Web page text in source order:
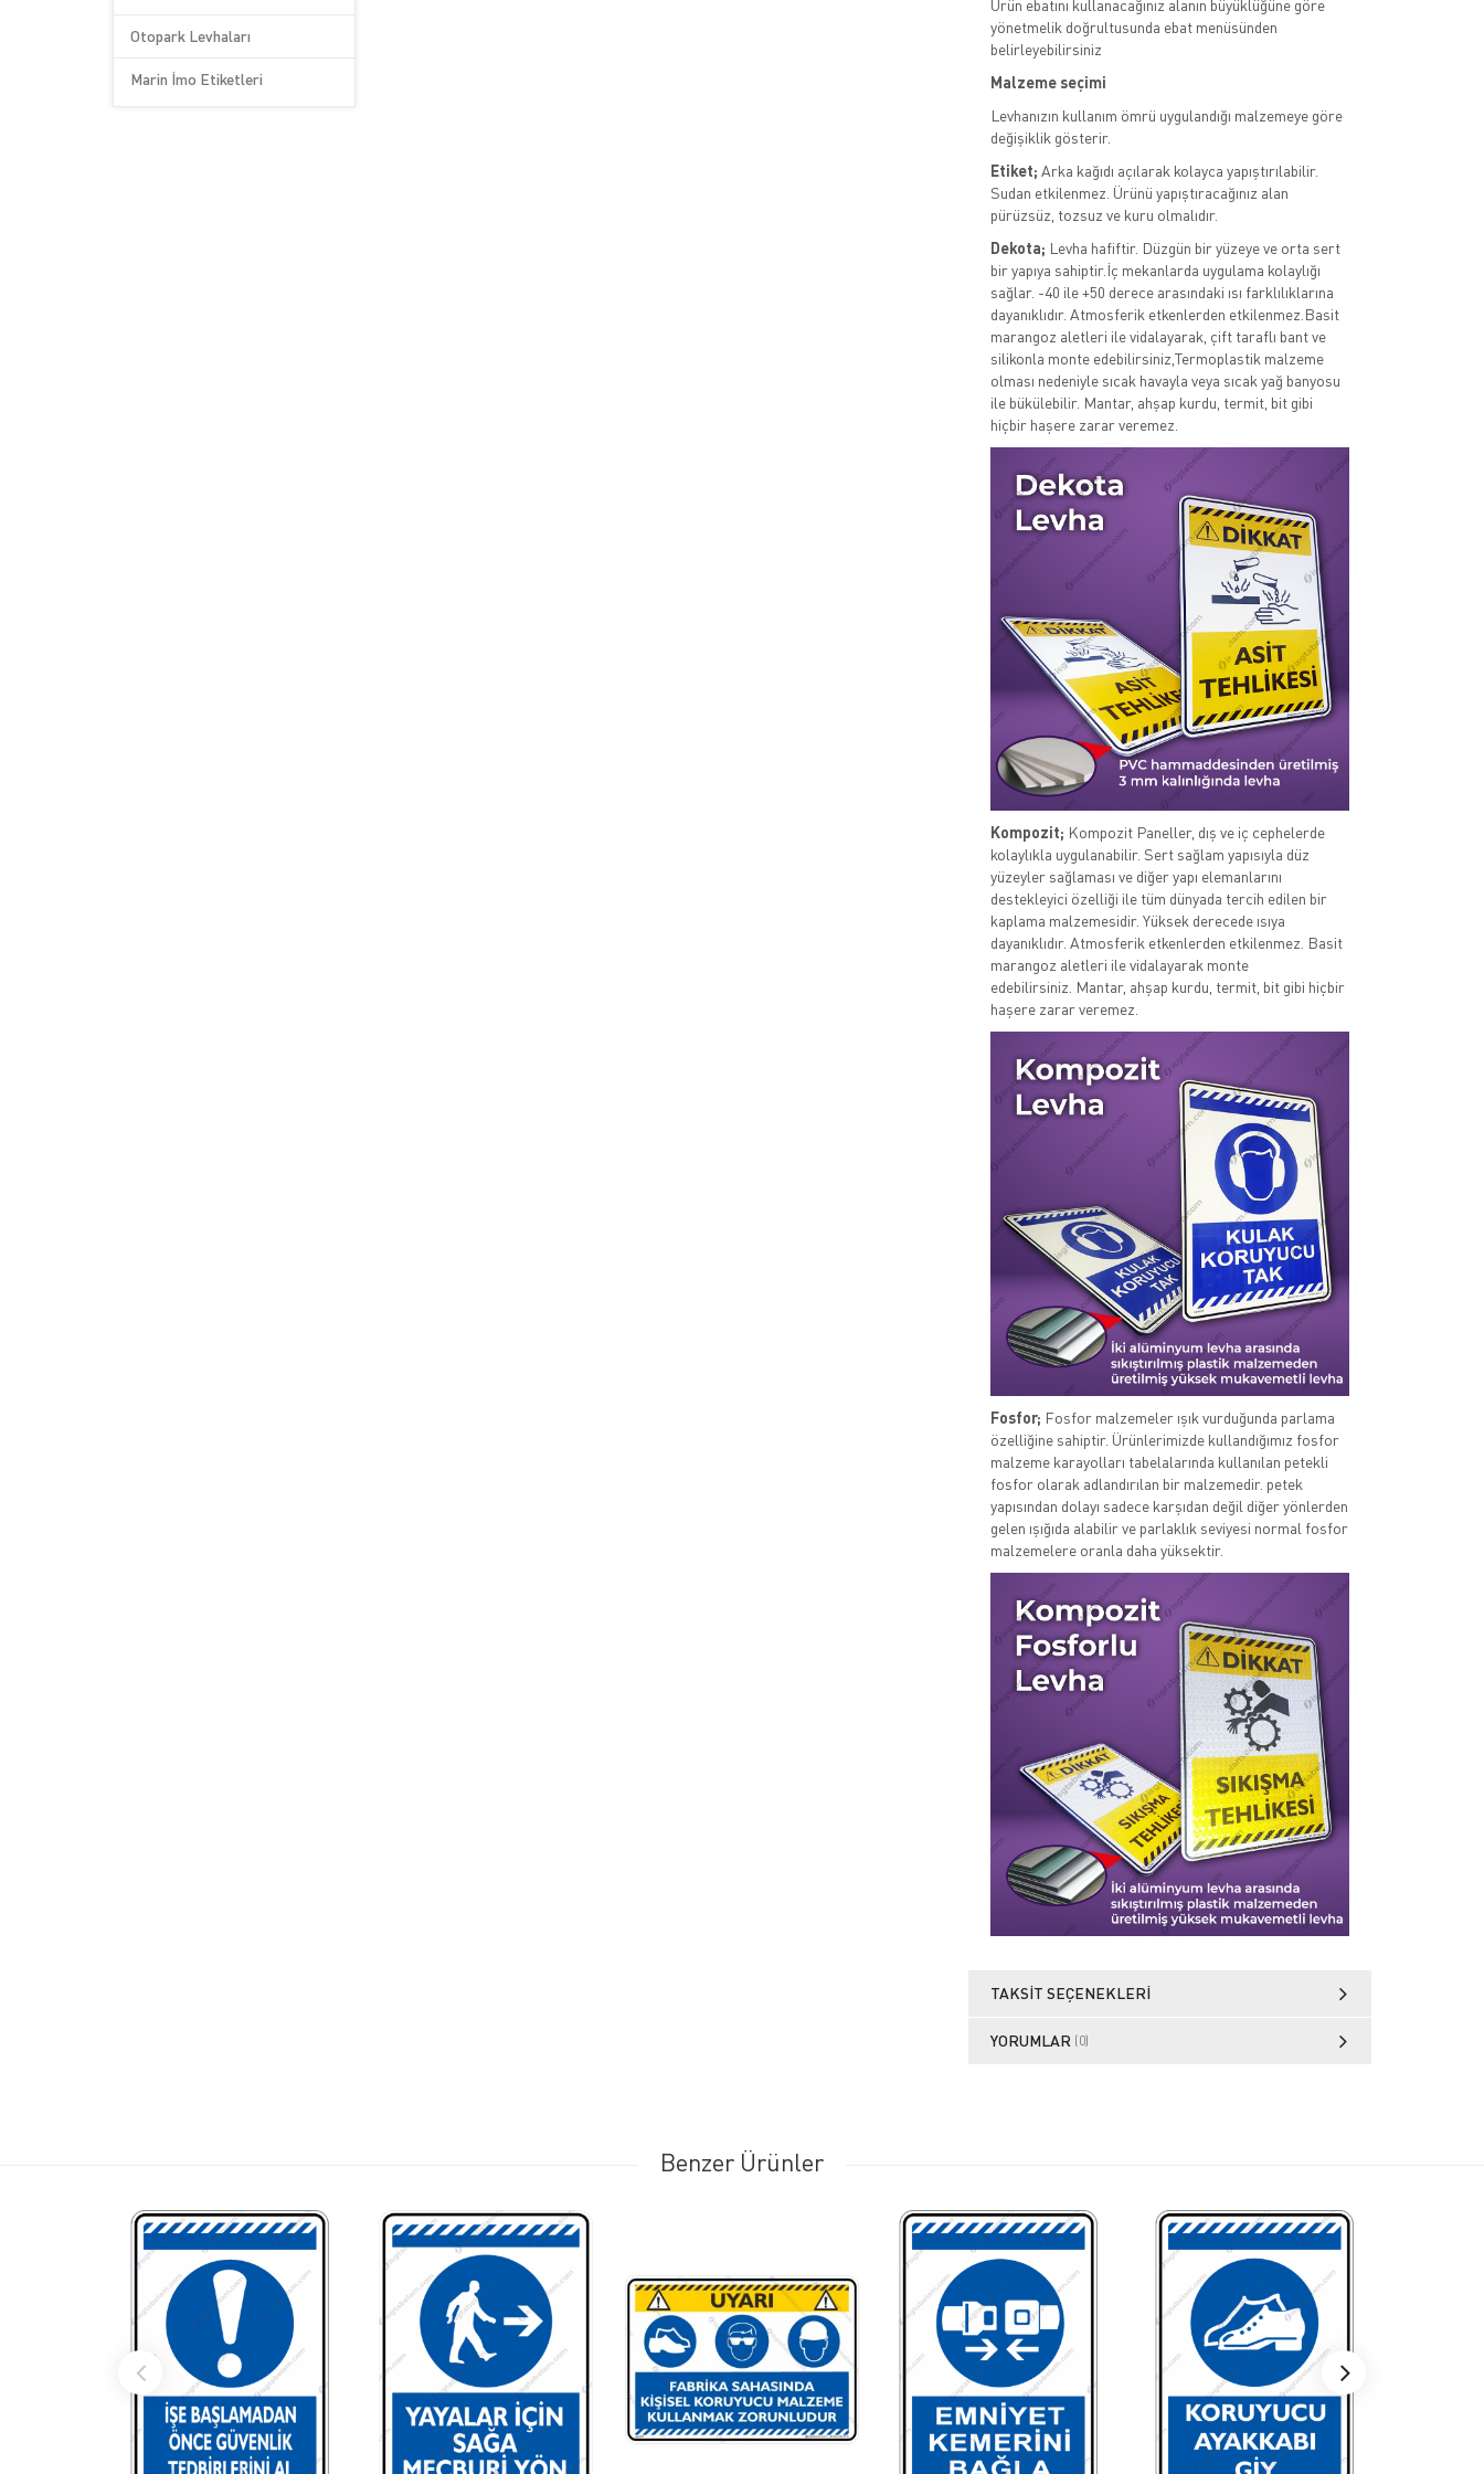
Otopark Levhaları
Marin İmo Etiketleri
Ürün ebatını kullanacağınız alanın büyüklüğüne göre
yönetmelik doğrultusunda ebat menüsünden
belirleyebilirsiniz
Malzeme seçimi
Levhanızın kullanım ömrü uygulandığı malzemeye göre
değişiklik gösterir.
Etiket; Arka kağıdı açılarak kolayca yapıştırılabilir.
Sudan etkilenmez. Ürünü yapıştıracağınız alan
pürüzsüz, tozsuz ve kuru olmalıdır.
Dekota; Levha hafiftir. Düzgün bir yüzeye ve orta sert
bir yapıya sahiptir.İç mekanlarda uygulama kolaylığı
sağlar. -40 ile +50 derece arasındaki ısı farklılıklarına
dayanıklıdır. Atmosferik etkenlerden etkilenmez.Basit
marangoz aletleri ile vidalayarak, çift taraflı bant ve
silikonla monte edebilirsiniz,Termoplastik malzeme
olması nedeniyle sıcak havayla veya sıcak yağ banyosu
ile bükülebilir. Mantar, ahşap kurdu, termit, bit gibi
hiçbir haşere zarar veremez.
Kompozit; Kompozit Paneller, dış ve iç cephelerde
kolaylıkla uygulanabilir. Sert sağlam yapısıyla düz
yüzeyler sağlaması ve diğer yapı elemanlarını
destekleyici özelliği ile tüm dünyada tercih edilen bir
kaplama malzemesidir. Yüksek derecede ısıya
dayanıklıdır. Atmosferik etkenlerden etkilenmez. Basit
marangoz aletleri ile vidalayarak monte
edebilirsiniz. Mantar, ahşap kurdu, termit, bit gibi hiçbir
haşere zarar veremez.
Fosfor; Fosfor malzemeler ışık vurduğunda parlama
özelliğine sahiptir. Ürünlerimizde kullandığımız fosfor
malzeme karayolları tabelalarında kullanılan petekli
fosfor olarak adlandırılan bir malzemedir. petek
yapısından dolayı sadece karşıdan değil diğer yönlerden
gelen ışığıda alabilir ve parlaklık seviyesi normal fosfor
malzemelere oranla daha yüksektir.
TAKSIT SEÇENEKLERI
YORUMLAR (0)
Benzer Ürünler